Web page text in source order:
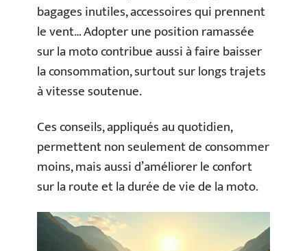
bagages inutiles, accessoires qui prennent
le vent… Adopter une position ramassée
sur la moto contribue aussi à faire baisser
la consommation, surtout sur longs trajets
à vitesse soutenue.
Ces conseils, appliqués au quotidien,
permettent non seulement de consommer
moins, mais aussi d’améliorer le confort
sur la route et la durée de vie de la moto.